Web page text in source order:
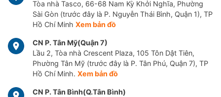
Tòa nhà Tasco, 66-68 Nam Kỳ Khởi Nghĩa, Phường
Sài Gòn (trước đây là P. Nguyễn Thái Bình, Quận 1), TP
Hồ Chí Minh Xem bản đồ
CN P. Tân Mỹ(Quận 7)
Lầu 2, Tòa nhà Crescent Plaza, 105 Tôn Dật Tiên,
Phường Tân Mỹ (trước đây là P. Tân Phú, Quận 7), TP
Hồ Chí Minh. Xem bản đồ
CN P. Tân Bình(Q.Tân Bình)